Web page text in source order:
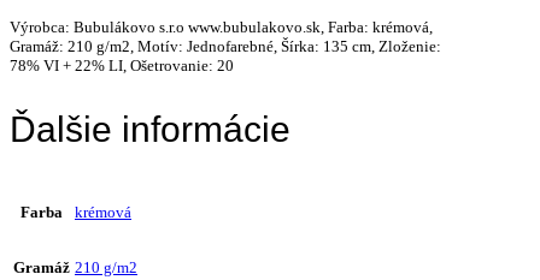
Výrobca: Bubulákovo s.r.o www.bubulakovo.sk, Farba: krémová,
Gramáž: 210 g/m2, Motív: Jednofarebné, Šírka: 135 cm, Zloženie:
78% VI + 22% LI, Ošetrovanie: 20
Ďalšie informácie
Farba krémová
Gramáž 210 g/m2